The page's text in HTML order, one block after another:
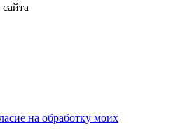
на обработку моих